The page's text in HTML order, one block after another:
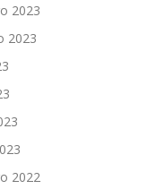
2023
2023
2022